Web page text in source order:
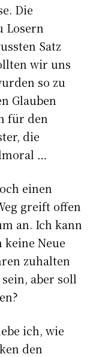
Die
Losern
Satz
wir uns
so zu
Glauben
für den
die
…
einen
greift offen
an. Ich kann
Neue
zuhalten
aber soll
ich, wie
den